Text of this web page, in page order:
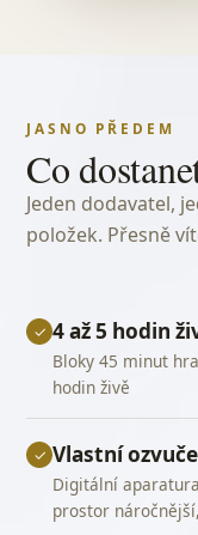
JASNO PŘEDEM
Co
Jeden dodavatel,
položek. Přesně
✓ 4 až 5 hodin
Bloky 45 minut
hodin živě
✓ Vlastní
Digitální
prostor